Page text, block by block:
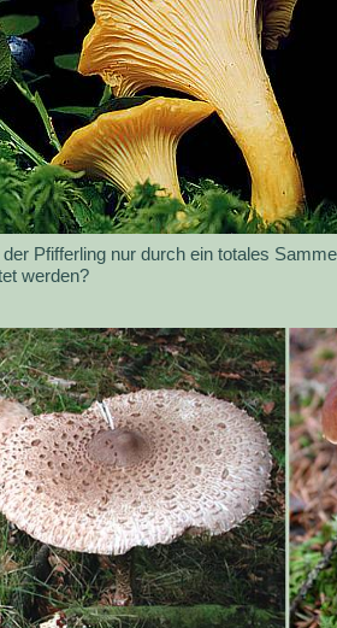
der Pfifferling nur durch ein totales
werden?